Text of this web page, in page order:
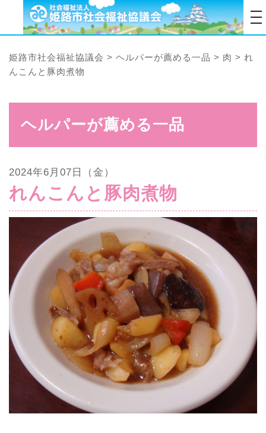
姫路市社会福祉協議会 >ヘルパーが薦める一品 > 肉 > れ
んこんと豚肉煮物
ヘルパーが薦める一品
2024年6月07日（金）
れんこんと豚肉煮物